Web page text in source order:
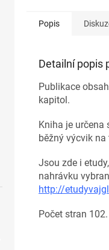
Popis
Detailní popis
Publikace
kapitol.
Kniha je
běžný výcvik
Jsou zde i
nahrávku
http://
Počet stran 102.